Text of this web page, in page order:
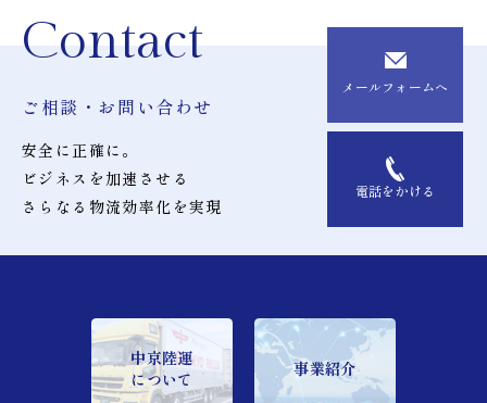
Contact
ご相談・お問い合わせ
安全に正確に。
ビジネスを加速させる
さらなる物流効率化を実現
メールフォームへ
電話をかける
中京陸運
について
事業紹介